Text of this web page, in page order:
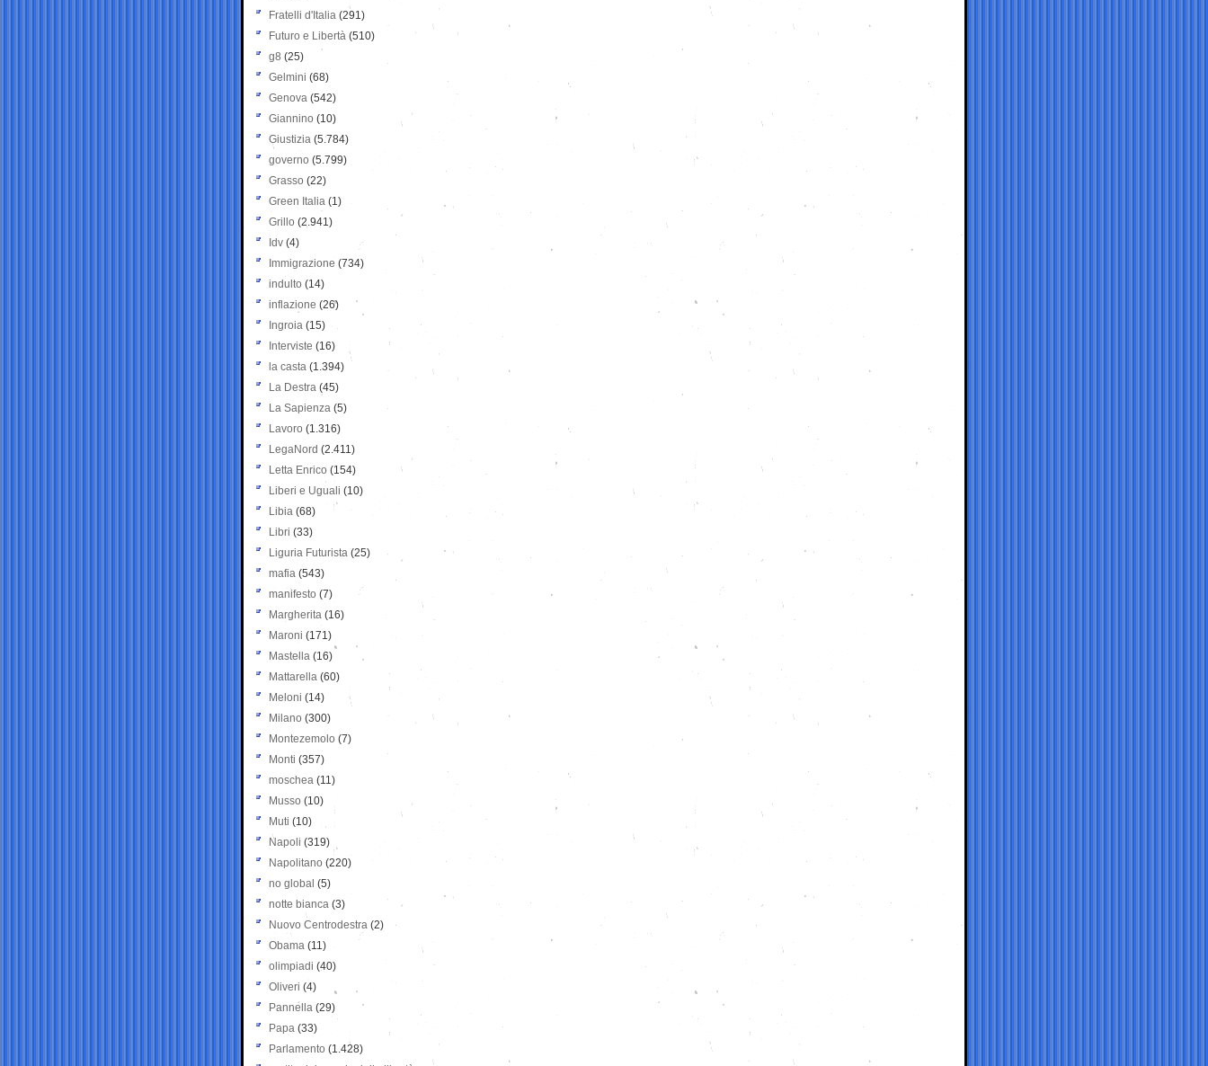
Fratelli d'Italia (291)
Futuro e Libertà (510)
g8 (25)
Gelmini (68)
Genova (542)
Giannino (10)
Giustizia (5.784)
governo (5.799)
Grasso (22)
Green Italia (1)
Grillo (2.941)
Idv (4)
Immigrazione (734)
indulto (14)
inflazione (26)
Ingroia (15)
Interviste (16)
la casta (1.394)
La Destra (45)
La Sapienza (5)
Lavoro (1.316)
LegaNord (2.411)
Letta Enrico (154)
Liberi e Uguali (10)
Libia (68)
Libri (33)
Liguria Futurista (25)
mafia (543)
manifesto (7)
Margherita (16)
Maroni (171)
Mastella (16)
Mattarella (60)
Meloni (14)
Milano (300)
Montezemolo (7)
Monti (357)
moschea (11)
Musso (10)
Muti (10)
Napoli (319)
Napolitano (220)
no global (5)
notte bianca (3)
Nuovo Centrodestra (2)
Obama (11)
olimpiadi (40)
Oliveri (4)
Pannella (29)
Papa (33)
Parlamento (1.428)